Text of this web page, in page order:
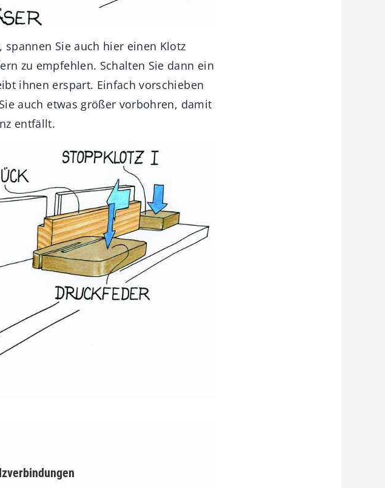
Sie auch hier einen Klotz
zu empfehlen. Schalten Sie dann ein
ihnen erspart. Einfach vorschieben
auch etwas größer vorbohren, damit
entfällt.